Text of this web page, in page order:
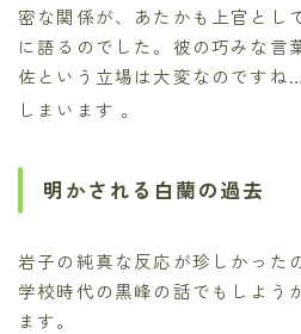
密な関係が、あたかも上官とし
に語るのでした。彼の巧みな言
佐という立場は大変なのですね
しまいます 。
明かされる白蘭の過去
岩子の純真な反応が珍しかった
学校時代の黒峰の話でもしよう
ます。